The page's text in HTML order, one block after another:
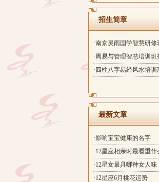
招生简章
·南京灵雨国学智慧研
·周易与管理智慧培训班
·四柱八字易经风水培
最新文章
·影响宝宝健康的名字
·12星座相亲时最看重什
·12星女最具哪种女人味
·12星座6月桃花运势